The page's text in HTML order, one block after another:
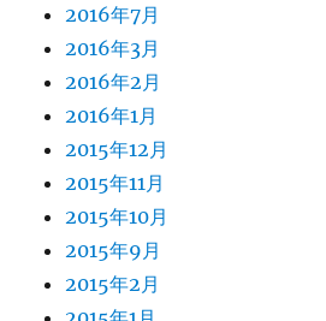
2016年7月
2016年3月
2016年2月
2016年1月
2015年12月
2015年11月
2015年10月
2015年9月
2015年2月